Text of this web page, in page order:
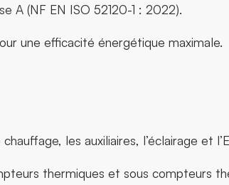
A (NF EN ISO 52120-1 : 2022).
une efficacité énergétique maximale.
les auxiliaires, l’éclairage et
thermiques et sous compteurs